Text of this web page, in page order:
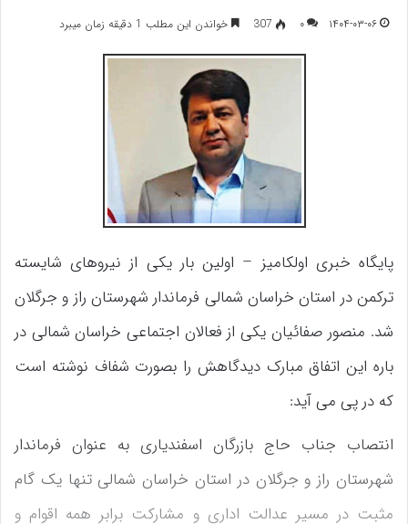
۱۴۰۴-۰۳-۰۶ ۰ 307 خواندن این مطلب 1 دقیقه زمان میبرد
پایگاه خبری اولکامیز – اولین بار یکی از نیروهای شایسته
ترکمن در استان خراسان شمالی فرماندار شهرستان راز و جرگلان
شد. منصور صفائیان یکی از فعالان اجتماعی خراسان شمالی در
باره این اتفاق مبارک دیدگاهش را بصورت شفاف نوشته است
که در پی می آید:
انتصاب جناب حاج بازرگان اسفندیاری به عنوان فرماندار
شهرستان راز و جرگلان در استان خراسان شمالی تنها یک گام
مثبت در مسیر عدالت اداری و مشارکت برابر همه اقوام و